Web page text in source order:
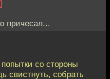
причесал...
со стороны
свистнуть, собрать